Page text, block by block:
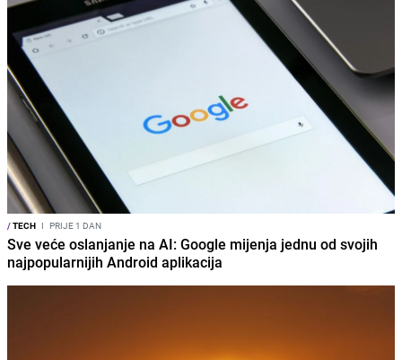
/TECH I PRIJE 1 DAN
Sve veće oslanjanje na AI: Google mijenja jednu od svojih
najpopularnijih Android aplikacija